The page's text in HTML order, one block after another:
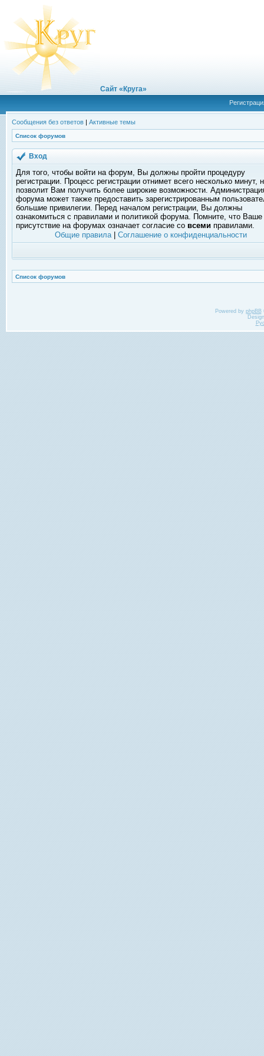
Сайт «Круга»
Сообщения без ответов | Активные темы
Список форумов
Вход
Для того, чтобы войти на форум, Вы должны пройти процедуру
регистрации. Процесс регистрации отнимет всего несколько минут,
позволит Вам получить более широкие возможности.
форума может также предоставить зарегистрированным
большие привилегии. Перед началом регистрации, Вы должны
ознакомиться с правилами и политикой форума. Помните, что Ваше
присутствие на форумах означает согласие со всеми правилами.
Общие правила| Соглашение о конфиденциальности
Список форумов
Powered by phpBB